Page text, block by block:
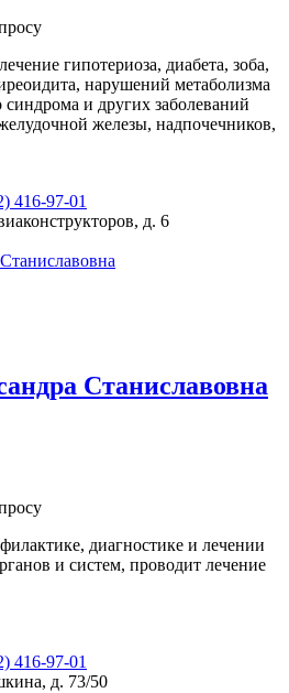
гипотериоза, диабета, зоба,
нарушений метаболизма
синдрома и других заболеваний
железы, надпочечников,
416-97-01
д. 6
Станиславовна
диагностике и лечении
и систем, проводит лечение
416-97-01
д. 73/50